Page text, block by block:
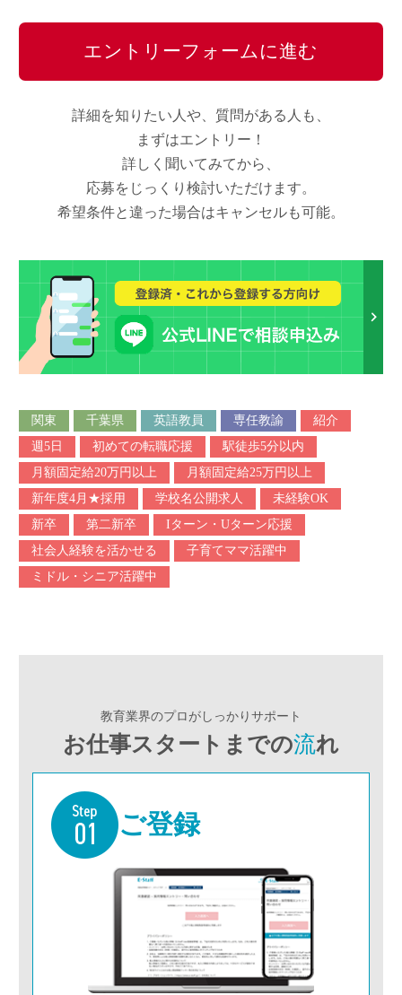
エントリーフォームに進む
詳細を知りたい人や、質問がある人も、
まずはエントリー！
詳しく聞いてみてから、
応募をじっくり検討いただけます。
希望条件と違った場合はキャンセルも可能。
関東 千葉県 英語教員 専任教諭
紹介
週5日
初めての転職応援
駅徒歩5分以内
月額固定給20万円以上
月額固定給25万円以上
新年度4月★採用
学校名公開求人
未経験OK
新卒
第二新卒
Iターン・Uターン応援
社会人経験を活かせる
子育てママ活躍中
ミドル・シニア活躍中
教育業界のプロがしっかりサポート
お仕事スタートまでの流れ
ご登録